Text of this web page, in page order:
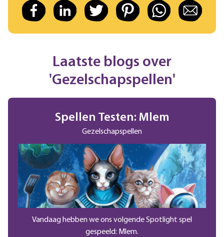
Laatste blogs over
'Gezelschapspellen'
Spellen Testen: Mlem
Gezelschapspellen
Vandaag hebben we ons volgende Spotlight spel
gespeeld: Mlem.